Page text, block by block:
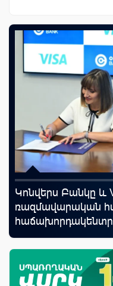
Կոնվերս Բանկը և
ռազմավարական
նպատակով